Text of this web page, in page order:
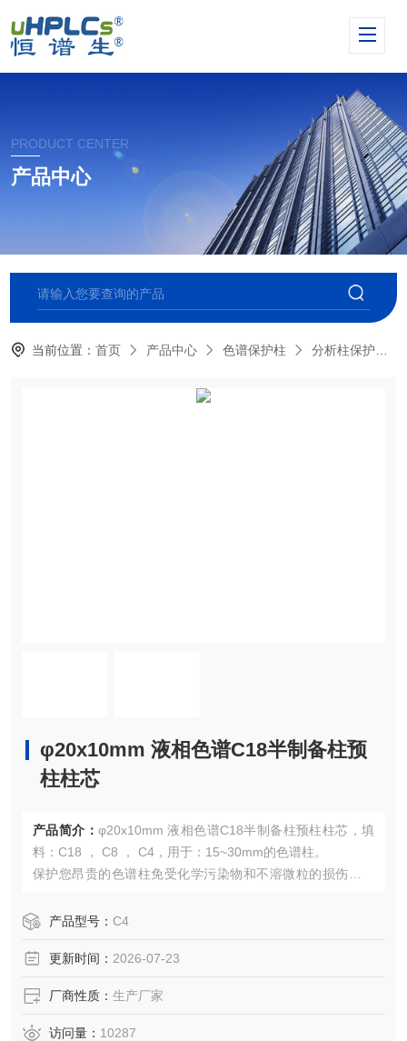
PRODUCT CENTER
产品中心
当前位置：首页 产品中心 色谱保护柱 分析柱保护柱卡套柱芯
φ20x10mm 液相色谱C18半制备柱预
柱柱芯
产品简介： φ20x10mm 液相色谱C18半制备柱预柱柱芯，填
料：C18 ， C8 ， C4，用于：15~30mm的色谱柱。
保护您昂贵的色谱柱免受化学污染物和不溶微粒的损伤，有
产品型号： C4
更新时间： 2026-07-23
厂商性质： 生产厂家
访问量： 10287